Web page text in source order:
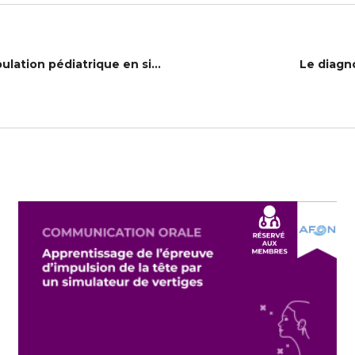
Prise en charge du bavage dans la population pédiatrique en situation de handicap (AFOP) Le